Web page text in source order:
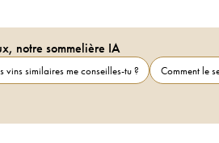
notre sommelière IA
vins similaires me conseilles-tu ? Comment le